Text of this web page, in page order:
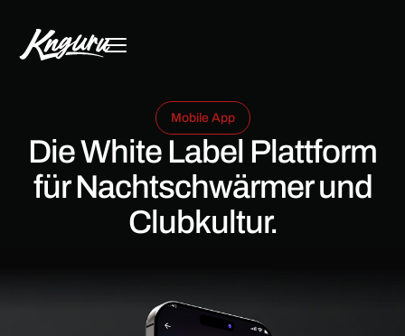
Mobile App
Die White Label Plattform
für Nachtschwärmer und
Clubkultur.